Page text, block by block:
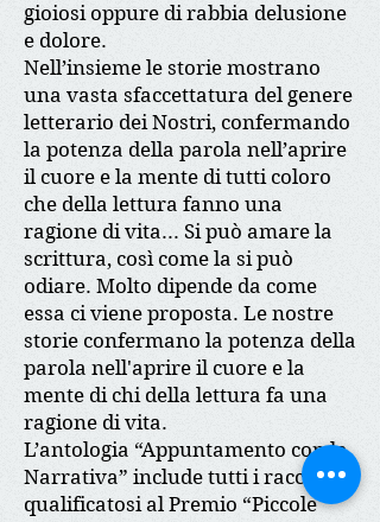
gioiosi oppure di rabbia delusione
e dolore.
Nell’insieme le storie mostrano
una vasta sfaccettatura del genere
letterario dei Nostri, confermando
la potenza della parola nell’aprire
il cuore e la mente di tutti coloro
che della lettura fanno una
ragione di vita... Si può amare la
scrittura, così come la si può
odiare. Molto dipende da come
essa ci viene proposta. Le nostre
storie confermano la potenza della
parola nell'aprire il cuore e la
mente di chi della lettura fa una
ragione di vita.
L’antologia “Appuntamento con la
Narrativa” include tutti i racconti
qualificatosi al Premio “Piccole